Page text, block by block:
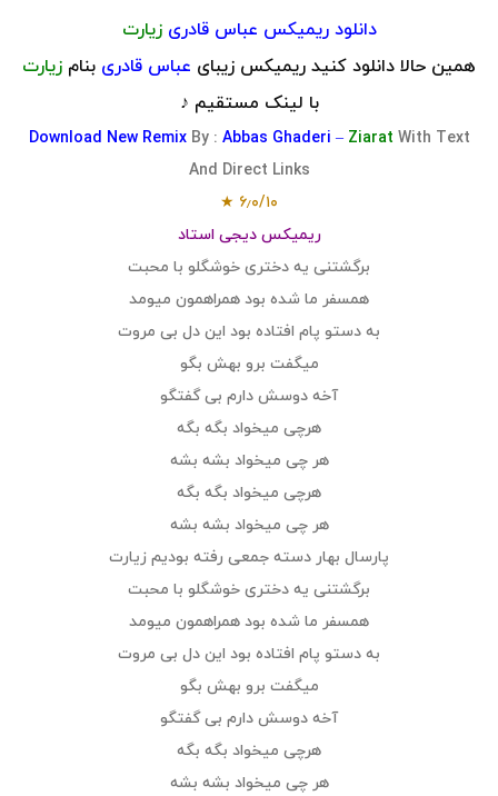
دانلود ریمیکس عباس قادری زیارت
همین حالا دانلود کنید ریمیکس زیبای عباس قادری بنام زیارت
با لینک مستقیم ♪
Download New RemixBy : Abbas Ghaderi – Ziarat With Text
And Direct Links
۶٫۰/۱۰ ★
ریمیکس دیجی استاد
برگشتنی یه دختری خوشگلو با محبت
همسفر ما شده بود همراهمون میومد
به دستو پام افتاده بود این دل بی مروت
میگفت برو بهش بگو
آخه دوسش دارم بی گفتگو
هرچی میخواد بگه بگه
هر چی میخواد بشه بشه
هرچی میخواد بگه بگه
هر چی میخواد بشه بشه
پارسال بهار دسته جمعی رفته بودیم زیارت
برگشتنی یه دختری خوشگلو با محبت
همسفر ما شده بود همراهمون میومد
به دستو پام افتاده بود این دل بی مروت
میگفت برو بهش بگو
آخه دوسش دارم بی گفتگو
هرچی میخواد بگه بگه
هر چی میخواد بشه بشه